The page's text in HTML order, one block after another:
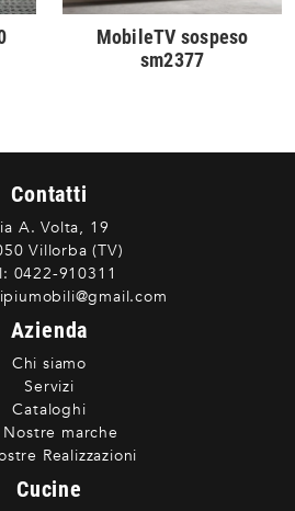
MobileTV sospeso
sm2377
Contatti
A. Volta, 19
Villorba (TV)
0422-910311
Azienda
Chi siamo
Servizi
Cataloghi
Nostre marche
Realizzazioni
Cucine